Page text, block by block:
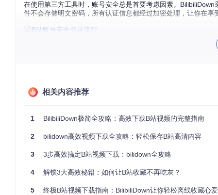
在使用第三方工具时，账号安全总是首要考虑因素。
件不会存储明文密码，所有认证信息都经过加密处理，让你在享
如何高效管理已下载的视频文件？
下载完成后，BilibiliDown提供了便捷的文件管理功能。在"下载
相关内容推荐
1 BilibiliDown极简全攻略：高效下载B站视频的完整指南
2 bilidown高效视频下载全攻略：轻松保存B站高清内容
3 3步高效搞定B站视频下载：bilidown全攻略
4 解锁3大高效秘籍：如何让B站收藏不再吃灰？
5 终极B站视频下载指南：BilibiliDown让你轻松离线收藏心